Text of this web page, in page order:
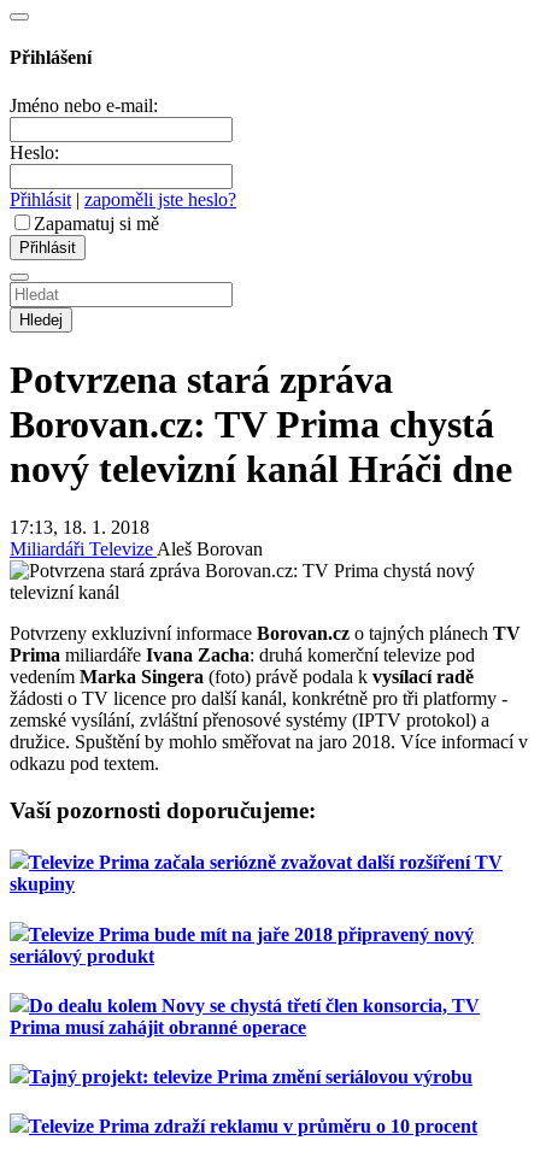
Přihlášení
Jméno nebo e-mail:
Heslo:
Přihlásit | zapoměli jste heslo?
Zapamatuj si mě
Hledej
Potvrzena stará zpráva
Borovan.cz: TV Prima chystá
nový televizní kanál Hráči dne
17:13, 18. 1. 2018
Miliardáři TelevizeAleš Borovan
Potvrzeny exkluzivní informace Borovan.cz o tajných plánech TV
Prima miliardáře Ivana Zacha: druhá komerční televize pod
vedením Marka Singera (foto) právě podala k vysílací radě
žádosti o TV licence pro další kanál, konkrétně pro tři platformy -
zemské vysílání, zvláštní přenosové systémy (IPTV protokol) a
družice. Spuštění by mohlo směřovat na jaro 2018. Více informací v
odkazu pod textem.
Vaší pozornosti doporučujeme:
Televize Prima začala seriózně zvažovat další rozšíření TV
skupiny
Televize Prima bude mít na jaře 2018 připravený nový
seriálový produkt
Do dealu kolem Novy se chystá třetí člen konsorcia, TV
Prima musí zahájit obranné operace
Tajný projekt: televize Prima změní seriálovou výrobu
Televize Prima zdraží reklamu v průměru o 10 procent